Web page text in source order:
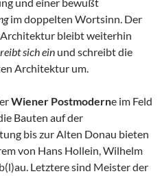
im doppelten Wortsinn. Der
bleibt weiterhin
sich ein und schreibt die
Architektur um.
Wiener Postmoderne im Feld
Bauten auf der
bis zur Alten Donau bieten
von Hans Hollein, Wilhelm
Letztere sind Meister der